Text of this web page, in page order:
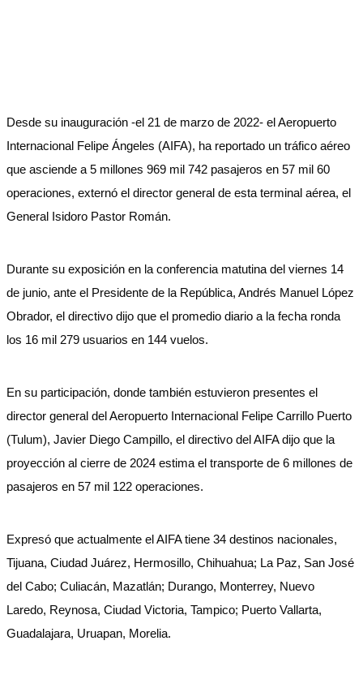
Desde su inauguración -el 21 de marzo de 2022- el Aeropuerto
Internacional Felipe Ángeles (AIFA), ha reportado un tráfico aéreo
que asciende a 5 millones 969 mil 742 pasajeros en 57 mil 60
operaciones, externó el director general de esta terminal aérea, el
General Isidoro Pastor Román.
Durante su exposición en la conferencia matutina del viernes 14
de junio, ante el Presidente de la República, Andrés Manuel López
Obrador, el directivo dijo que el promedio diario a la fecha ronda
los 16 mil 279 usuarios en 144 vuelos.
En su participación, donde también estuvieron presentes el
director general del Aeropuerto Internacional Felipe Carrillo Puerto
(Tulum), Javier Diego Campillo, el directivo del AIFA dijo que la
proyección al cierre de 2024 estima el transporte de 6 millones de
pasajeros en 57 mil 122 operaciones.
Expresó que actualmente el AIFA tiene 34 destinos nacionales,
Tijuana, Ciudad Juárez, Hermosillo, Chihuahua; La Paz, San José
del Cabo; Culiacán, Mazatlán; Durango, Monterrey, Nuevo
Laredo, Reynosa, Ciudad Victoria, Tampico; Puerto Vallarta,
Guadalajara, Uruapan, Morelia.